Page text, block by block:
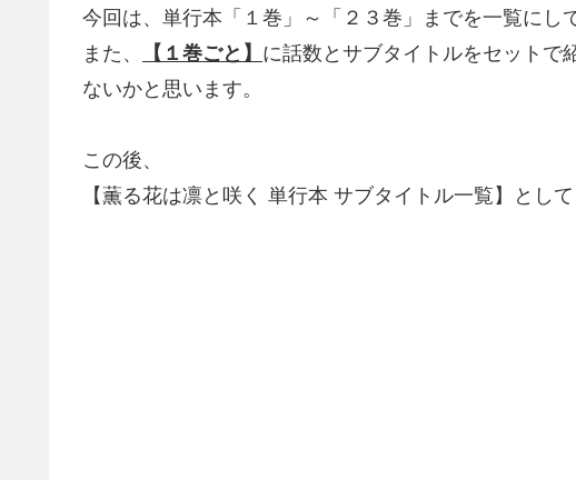
今回は、単行本「１巻」～「２３巻」までを一覧にし
また、
【１巻ごと】 に話数とサブタイトルをセットで
ないかと思います。
この後、
【薫る花は凛と咲く 単行本 サブタイトル一覧】とし